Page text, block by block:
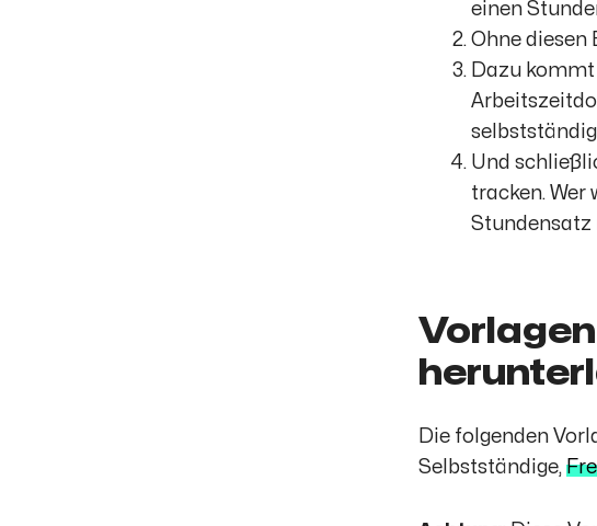
einen
Ohne diesen
Dazu
Und
tracken. Wer
Stundensatz
Die folgenden
Selbstständige,